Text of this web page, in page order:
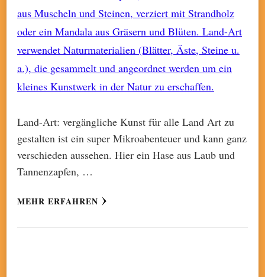
Land-Art: vergängliche Kunst für alle Land Art zu
gestalten ist ein super Mikroabenteuer und kann ganz
verschieden aussehen. Hier ein Hase aus Laub und
Tannenzapfen, …
MEHR ERFAHREN